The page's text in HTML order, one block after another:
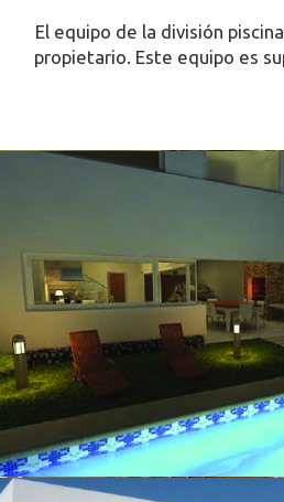
El equipo de la división
propietario. Este equipo es